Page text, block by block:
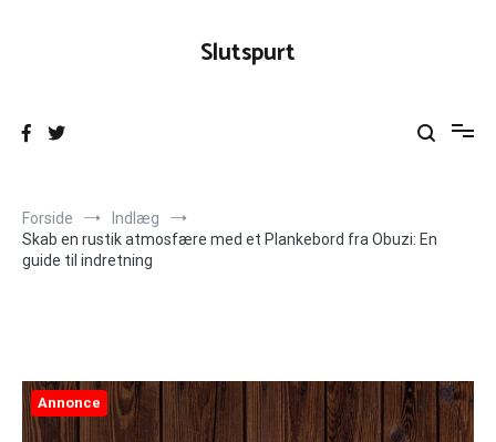
Slutspurt
Forside
Indlæg
Skab en rustik atmosfære med et Plankebord fra Obuzi: En
guide til indretning
Annonce